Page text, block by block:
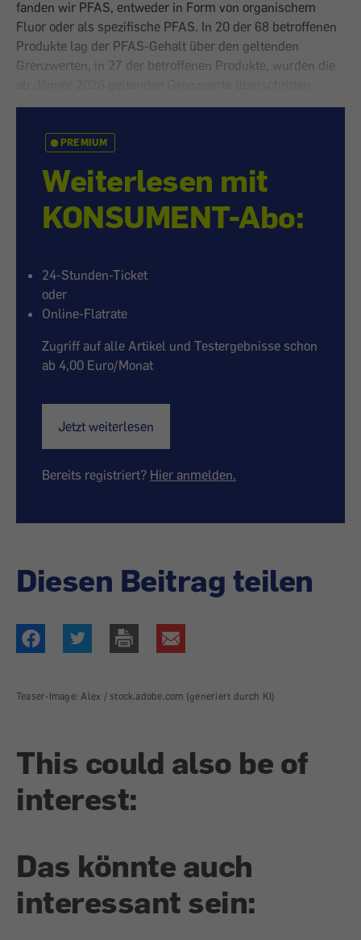
fanden wir PFAS, entweder in Form von organischem
Fluor oder als spezifische PFAS. In 20 der 68 betroffenen
Produkte lag der PFAS-Gehalt über den geltenden
Grenzwerten, in 27 der betroffenen Produkte, wurden die
PREMIUM
Weiterlesen mit
KONSUMENT-Abo:
24-Stunden-Ticket
oder
Online-Flatrate
Zugriff auf alle Artikel und Testergebnisse schon
ab 4,00 Euro/Monat
Jetzt weiterlesen
Bereits registriert? Hier anmelden.
Diesen Beitrag teilen
Teaser-Image: Alex / stock.adobe.com (generiert durch KI)
This could also be of
interest:
Das könnte auch
interessant sein: